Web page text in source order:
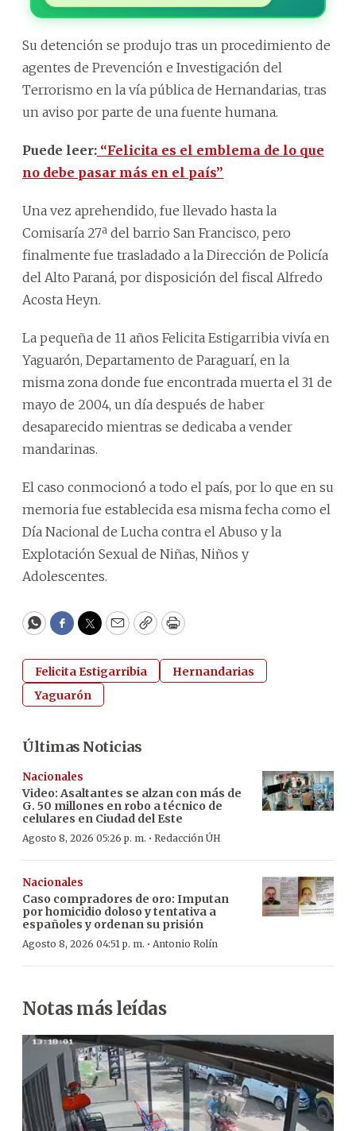
Su detención se produjo tras un procedimiento de
agentes de Prevención e Investigación del
Terrorismo en la vía pública de Hernandarias, tras
un aviso por parte de una fuente humana.
Puede leer: “Felicita es el emblema de lo que
no debe pasar más en el país”
Una vez aprehendido, fue llevado hasta la
Comisaría 27ª del barrio San Francisco, pero
finalmente fue trasladado a la Dirección de Policía
del Alto Paraná, por disposición del fiscal Alfredo
Acosta Heyn.
La pequeña de 11 años Felicita Estigarribia vivía en
Yaguarón, Departamento de Paraguarí, en la
misma zona donde fue encontrada muerta el 31 de
mayo de 2004, un día después de haber
desaparecido mientras se dedicaba a vender
mandarinas.
El caso conmocionó a todo el país, por lo que en su
memoria fue establecida esa misma fecha como el
Día Nacional de Lucha contra el Abuso y la
Explotación Sexual de Niñas, Niños y
Adolescentes.
WhatsApp
Facebook
Twitter
EmailCopyPrint
Felicita Estigarribia
Hernandarias
Yaguarón
Últimas Noticias
Nacionales
Video: Asaltantes se alzan con más de
G. 50 millones en robo a técnico de
celulares en Ciudad del Este
Agosto 8, 2026 05:26 p. m. · Redacción ÚH
Nacionales
Caso compradores de oro: Imputan
por homicidio doloso y tentativa a
españoles y ordenan su prisión
Agosto 8, 2026 04:51 p. m. · Antonio Rolín
Notas más leídas